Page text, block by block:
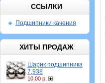
ССЫЛКИ
Подшипники качения
ХИТЫ ПРОДАЖ
Шарик подшипника
7,938
10.00 р.